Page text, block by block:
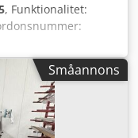
, Funktionalitet:
7 stång, maskinen
och elektroniken
och har endast
är rörliga.
Cedpfx Anozli
Småannons